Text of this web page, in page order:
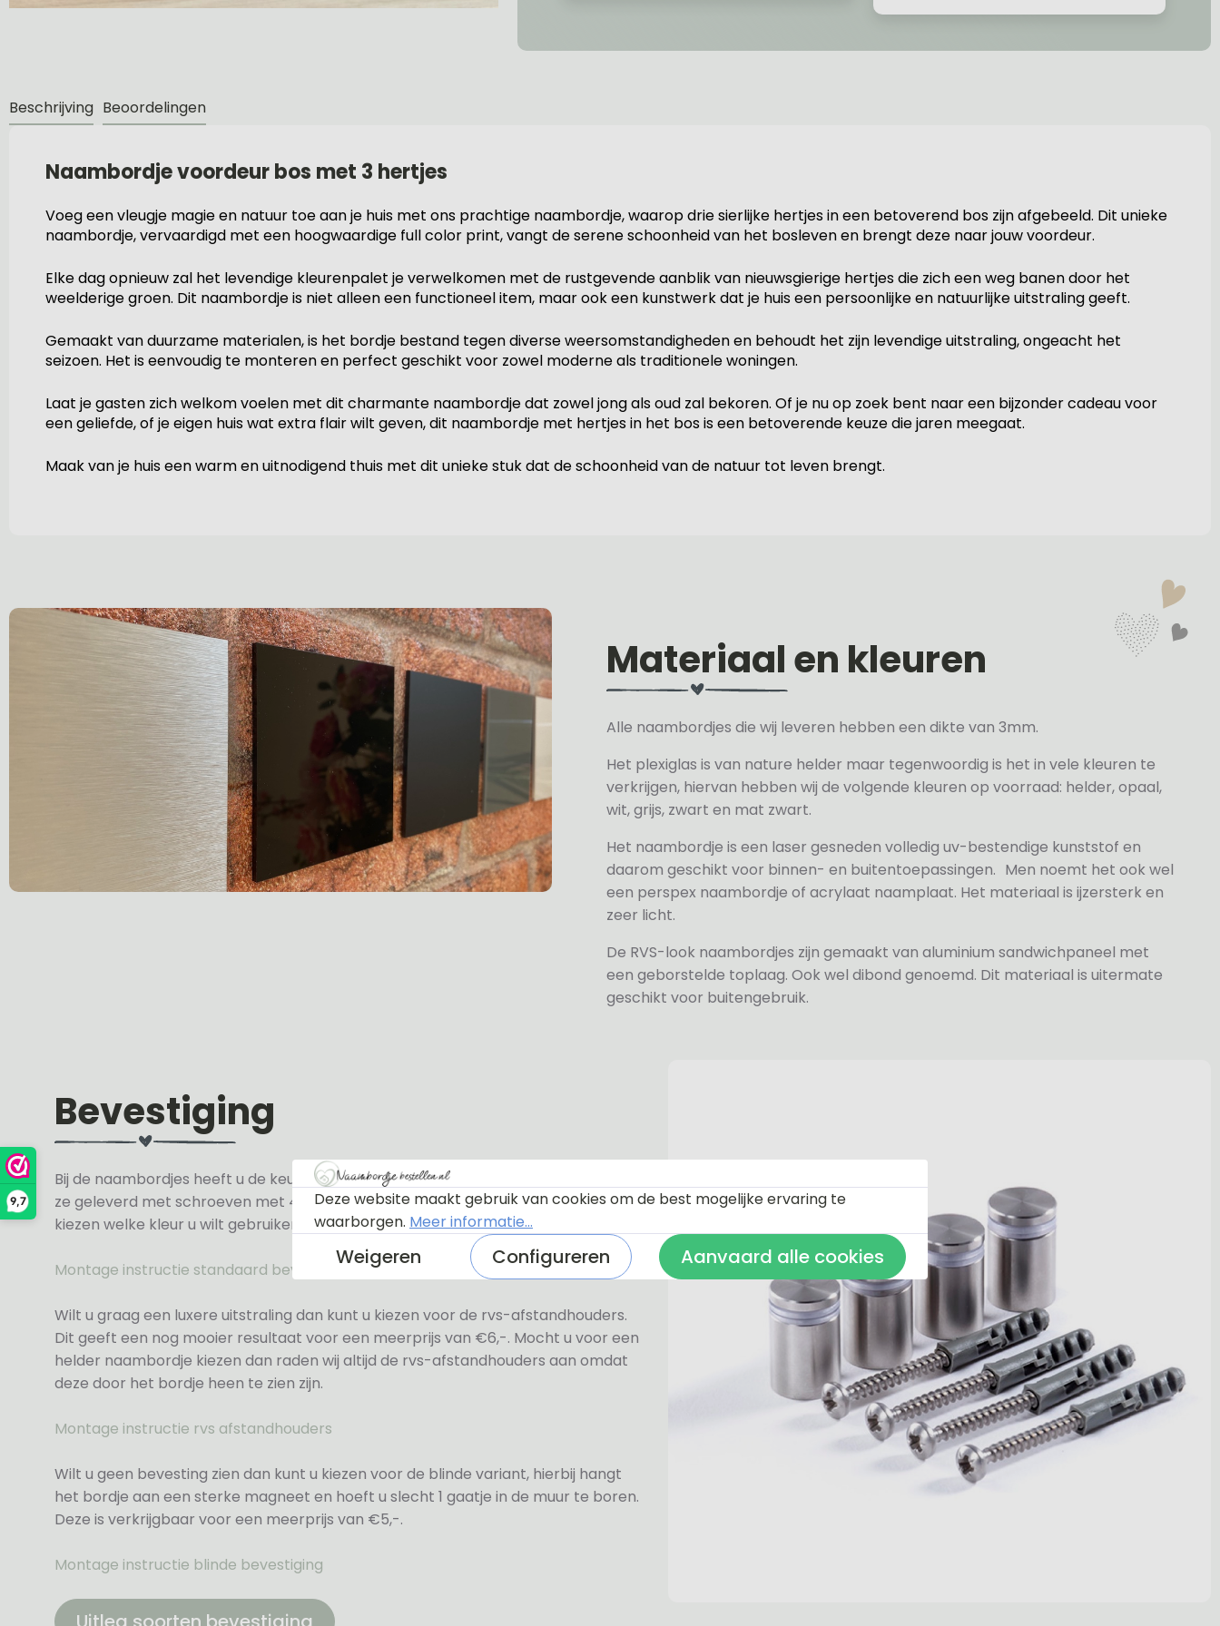
9,7
Beschrijving Beoordelingen
Naambordje voordeur bos met 3 hertjes
Voeg een vleugje magie en natuur toe aan je huis met ons prachtige naambordje, waarop drie sierlijke hertjes in een betoverend bos zijn afgebeeld. Dit unieke
naambordje, vervaardigd met een hoogwaardige full color print, vangt de serene schoonheid van het bosleven en brengt deze naar jouw voordeur.
Elke dag opnieuw zal het levendige kleurenpalet je verwelkomen met de rustgevende aanblik van nieuwsgierige hertjes die zich een weg banen door het
weelderige groen. Dit naambordje is niet alleen een functioneel item, maar ook een kunstwerk dat je huis een persoonlijke en natuurlijke uitstraling geeft.
Gemaakt van duurzame materialen, is het bordje bestand tegen diverse weersomstandigheden en behoudt het zijn levendige uitstraling, ongeacht het
seizoen. Het is eenvoudig te monteren en perfect geschikt voor zowel moderne als traditionele woningen.
Laat je gasten zich welkom voelen met dit charmante naambordje dat zowel jong als oud zal bekoren. Of je nu op zoek bent naar een bijzonder cadeau voor
een geliefde, of je eigen huis wat extra flair wilt geven, dit naambordje met hertjes in het bos is een betoverende keuze die jaren meegaat.
Maak van je huis een warm en uitnodigend thuis met dit unieke stuk dat de schoonheid van de natuur tot leven brengt.
Materiaal en kleuren
Alle naambordjes die wij leveren hebben een dikte van 3mm.
Het plexiglas is van nature helder maar tegenwoordig is het in vele kleuren te
verkrijgen, hiervan hebben wij de volgende kleuren op voorraad: helder, opaal,
wit, grijs, zwart en mat zwart.
Het naambordje is een laser gesneden volledig uv-bestendige kunststof en
daarom geschikt voor binnen- en buitentoepassingen. Men noemt het ook wel
een perspex naambordje of acrylaat naamplaat. Het materiaal is ijzersterk en
zeer licht.
De RVS-look naambordjes zijn gemaakt van aluminium sandwichpaneel met
een geborstelde toplaag. Ook wel dibond genoemd. Dit materiaal is uitermate
geschikt voor buitengebruik.
Bevestiging
Bij de naambordjes heeft u de keuze uit 3 soorten bevestiging. Standaard worden
ze geleverd met schroeven met 4 zwarte en 4 witte afdekdopjes zodat u zelf kunt
kiezen welke kleur u wilt gebruiken.
Montage instructie standaard bevestiging
Wilt u graag een luxere uitstraling dan kunt u kiezen voor de rvs-afstandhouders.
Dit geeft een nog mooier resultaat voor een meerprijs van €6,-. Mocht u voor een
helder naambordje kiezen dan raden wij altijd de rvs-afstandhouders aan omdat
deze door het bordje heen te zien zijn.
Montage instructie rvs afstandhouders
Wilt u geen bevesting zien dan kunt u kiezen voor de blinde variant, hierbij hangt
het bordje aan een sterke magneet en hoeft u slecht 1 gaatje in de muur te boren.
Deze is verkrijgbaar voor een meerprijs van €5,-.
Montage instructie blinde bevestiging
Deze website maakt gebruik van cookies om de best mogelijke ervaring te
waarborgen. Meer informatie...
Weigeren Configureren Aanvaard alle cookies